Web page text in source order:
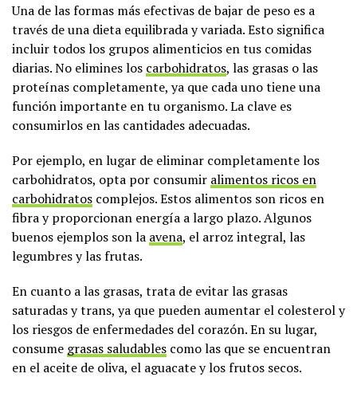
Una de las formas más efectivas de bajar de peso es a
través de una dieta equilibrada y variada. Esto significa
incluir todos los grupos alimenticios en tus comidas
diarias. No elimines los carbohidratos, las grasas o las
proteínas completamente, ya que cada uno tiene una
función importante en tu organismo. La clave es
consumirlos en las cantidades adecuadas.
Por ejemplo, en lugar de eliminar completamente los
carbohidratos, opta por consumir alimentos ricos en
carbohidratos complejos. Estos alimentos son ricos en
fibra y proporcionan energía a largo plazo. Algunos
buenos ejemplos son la avena, el arroz integral, las
legumbres y las frutas.
En cuanto a las grasas, trata de evitar las grasas
saturadas y trans, ya que pueden aumentar el colesterol y
los riesgos de enfermedades del corazón. En su lugar,
consume grasas saludables como las que se encuentran
en el aceite de oliva, el aguacate y los frutos secos.